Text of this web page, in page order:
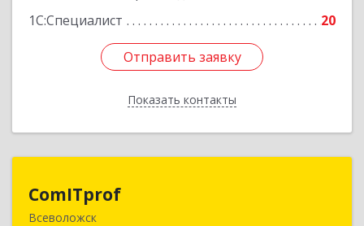
1С:Специалист
20
Отправить заявку
Показать контакты
Отправить заявку
Назад
ComITprof
Всеволожск
188643, Ленинградская обл, Всеволожский р-н,